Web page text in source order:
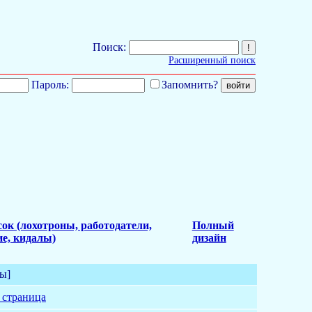
Поиск:
Расширенный поиск
Пароль: Запомнить?
(лохотроны, работодатели,
кидалы)
Полный
дизайн